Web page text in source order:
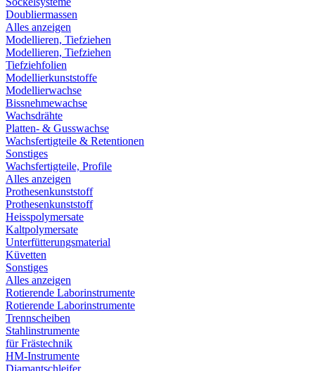
Doubliermassen
Alles anzeigen
Modellieren, Tiefziehen
Modellieren, Tiefziehen
Tiefziehfolien
Modellierkunststoffe
Modellierwachse
Bissnehmewachse
Wachsdrähte
Platten- & Gusswachse
Wachsfertigteile & Retentionen
Sonstiges
Wachsfertigteile, Profile
Alles anzeigen
Prothesenkunststoff
Prothesenkunststoff
Heisspolymersate
Kaltpolymersate
Unterfütterungsmaterial
Küvetten
Sonstiges
Alles anzeigen
Rotierende Laborinstrumente
Rotierende Laborinstrumente
Trennscheiben
Stahlinstrumente
für Frästechnik
HM-Instrumente
Diamantschleifer